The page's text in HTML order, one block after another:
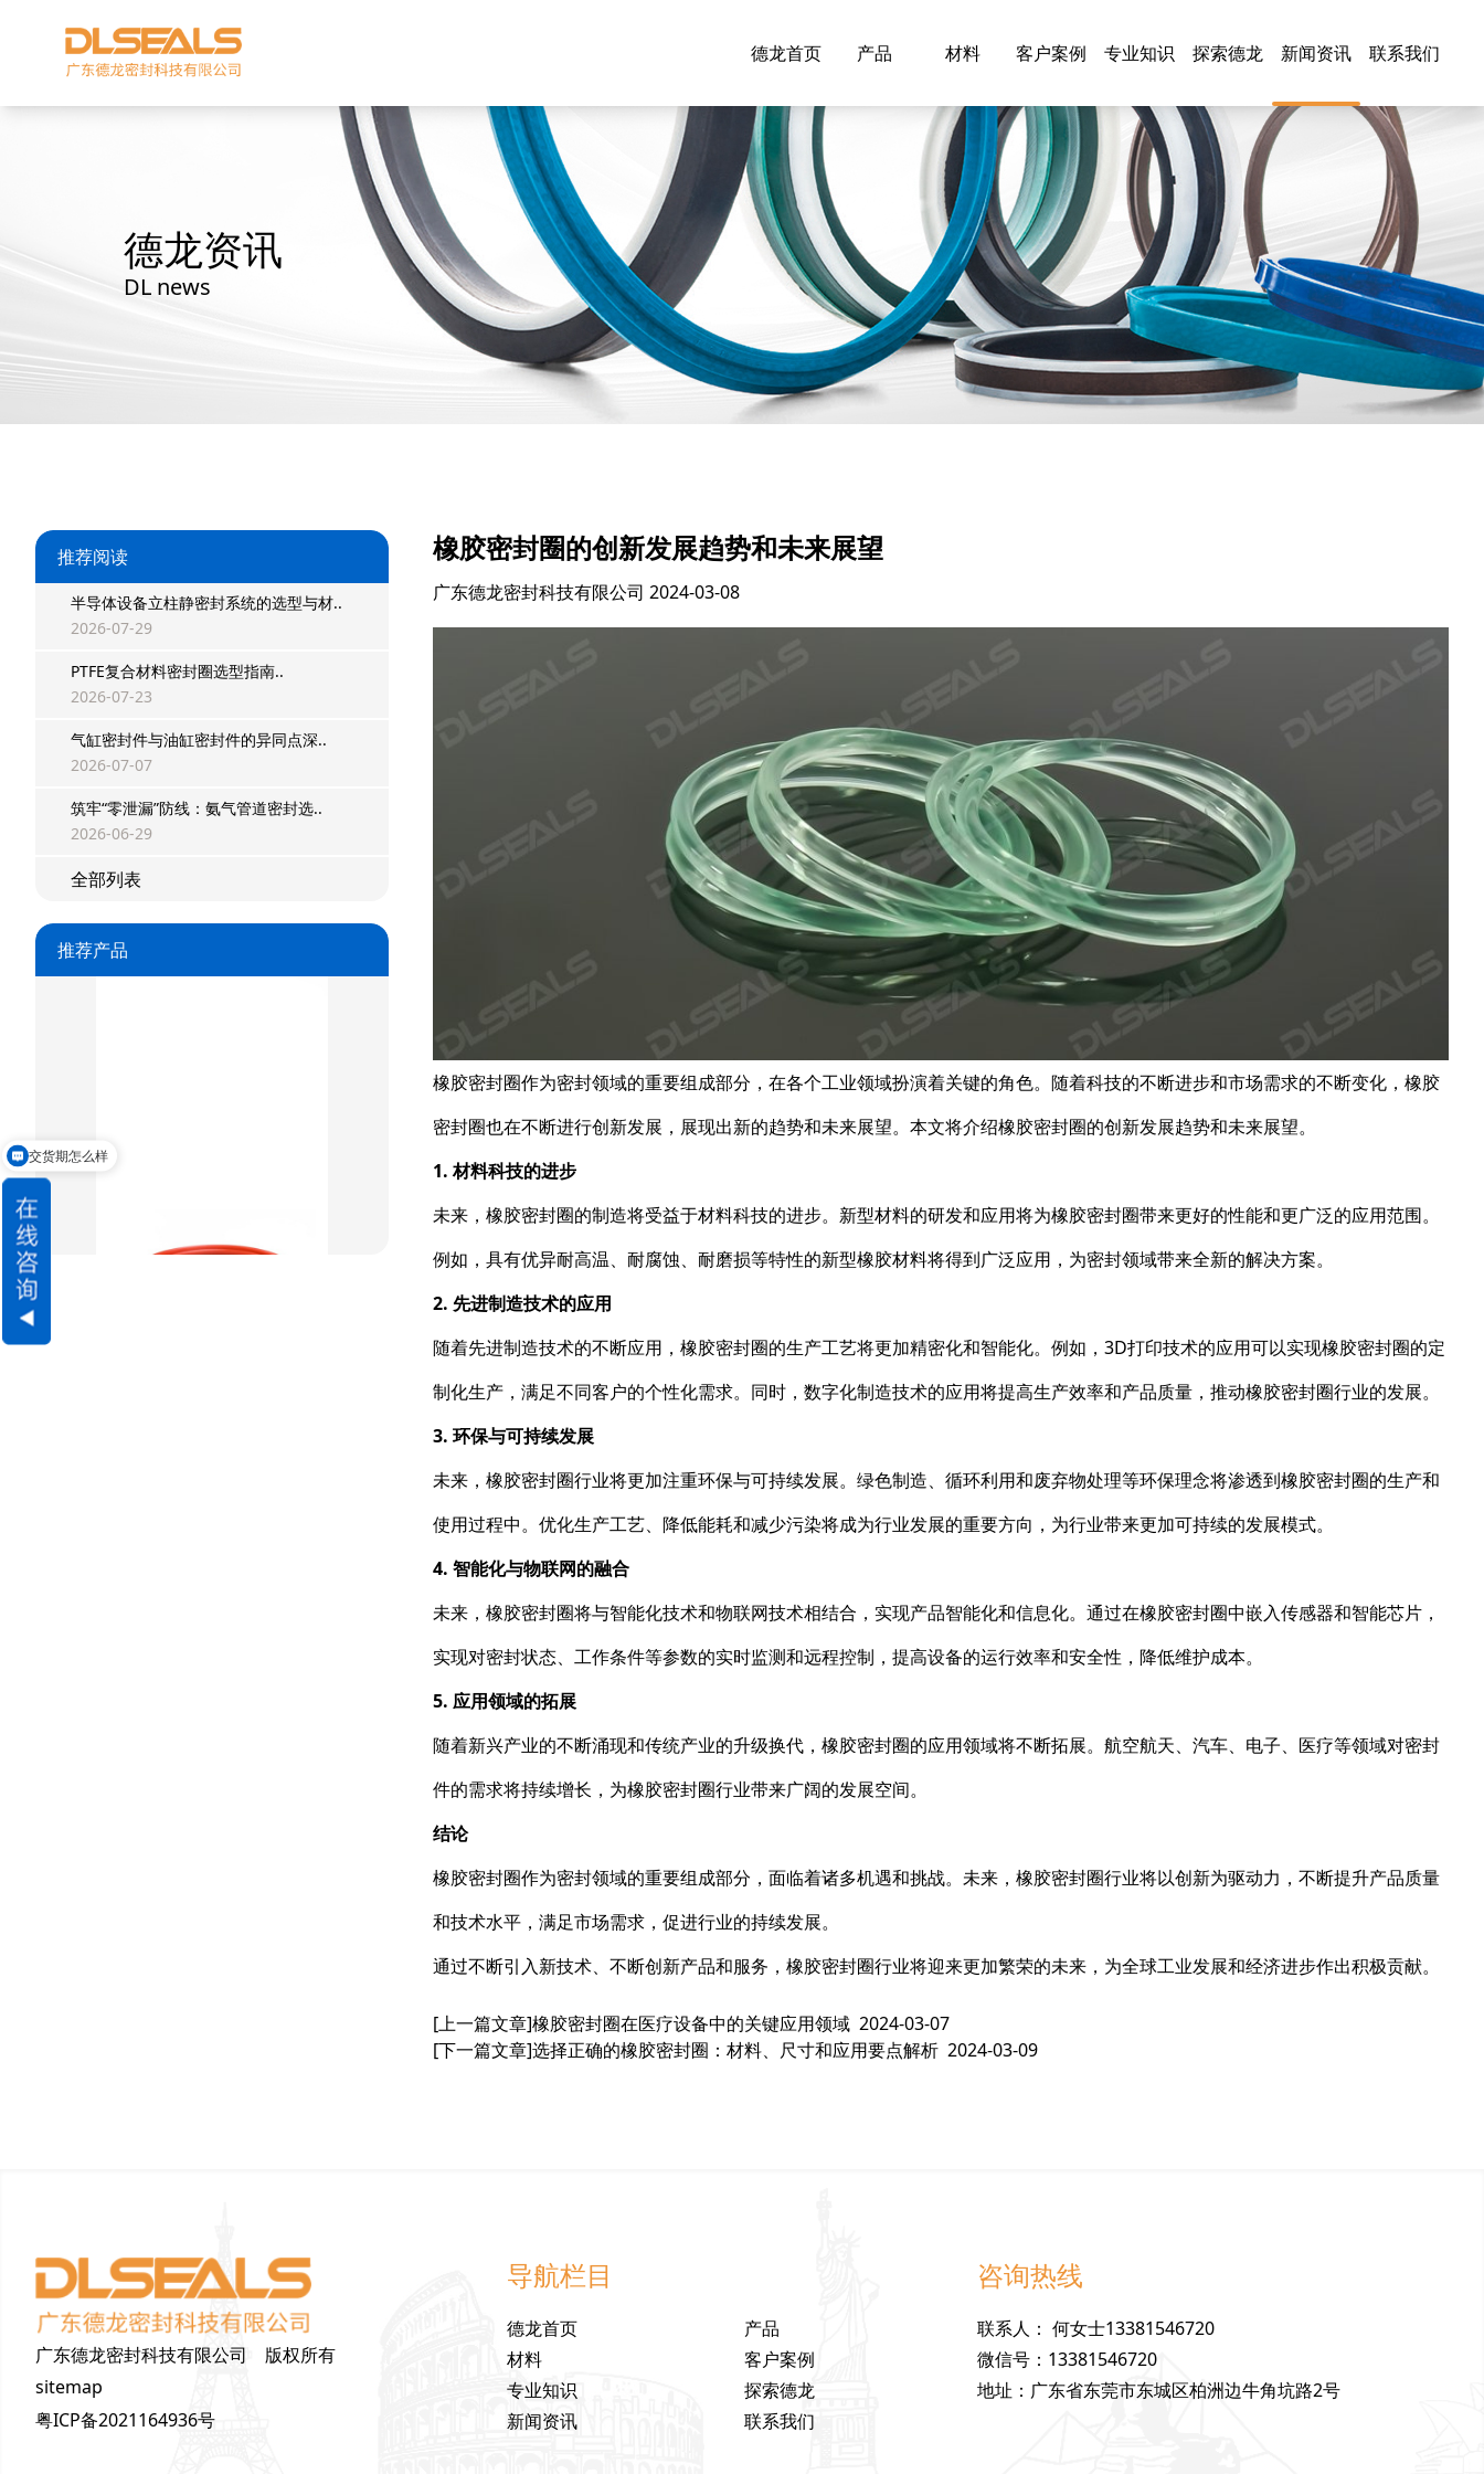
德龙首页 产品 材料 客户案例 专业知识 探索德龙 新闻资讯 联系我们
德龙资讯
DL news
推荐阅读
半导体设备立柱静密封系统的选型与材..
2026-07-29
PTFE复合材料密封圈选型指南..
2026-07-23
气缸密封件与油缸密封件的异同点深..
2026-07-07
筑牢“零泄漏”防线：氨气管道密封选..
2026-06-29
全部列表
推荐产品
星型双O组合
星型双O组合
橡胶密封圈的创新发展趋势和未来展望
广东德龙密封科技有限公司 2024-03-08
橡胶密封圈作为密封领域的重要组成部分，在各个工业领域扮演着关键的角色。随着科技的不断进步和市场需求的不断变化，橡胶
密封圈也在不断进行创新发展，展现出新的趋势和未来展望。本文将介绍橡胶密封圈的创新发展趋势和未来展望。
1. 材料科技的进步
未来，橡胶密封圈的制造将受益于材料科技的进步。新型材料的研发和应用将为橡胶密封圈带来更好的性能和更广泛的应用范围。
例如，具有优异耐高温、耐腐蚀、耐磨损等特性的新型橡胶材料将得到广泛应用，为密封领域带来全新的解决方案。
2. 先进制造技术的应用
随着先进制造技术的不断应用，橡胶密封圈的生产工艺将更加精密化和智能化。例如，3D打印技术的应用可以实现橡胶密封圈的定
制化生产，满足不同客户的个性化需求。同时，数字化制造技术的应用将提高生产效率和产品质量，推动橡胶密封圈行业的发展。
3. 环保与可持续发展
未来，橡胶密封圈行业将更加注重环保与可持续发展。绿色制造、循环利用和废弃物处理等环保理念将渗透到橡胶密封圈的生产和
使用过程中。优化生产工艺、降低能耗和减少污染将成为行业发展的重要方向，为行业带来更加可持续的发展模式。
4. 智能化与物联网的融合
未来，橡胶密封圈将与智能化技术和物联网技术相结合，实现产品智能化和信息化。通过在橡胶密封圈中嵌入传感器和智能芯片，
实现对密封状态、工作条件等参数的实时监测和远程控制，提高设备的运行效率和安全性，降低维护成本。
5. 应用领域的拓展
随着新兴产业的不断涌现和传统产业的升级换代，橡胶密封圈的应用领域将不断拓展。航空航天、汽车、电子、医疗等领域对密封
件的需求将持续增长，为橡胶密封圈行业带来广阔的发展空间。
结论
橡胶密封圈作为密封领域的重要组成部分，面临着诸多机遇和挑战。未来，橡胶密封圈行业将以创新为驱动力，不断提升产品质量
和技术水平，满足市场需求，促进行业的持续发展。
通过不断引入新技术、不断创新产品和服务，橡胶密封圈行业将迎来更加繁荣的未来，为全球工业发展和经济进步作出积极贡献。
[上一篇文章]橡胶密封圈在医疗设备中的关键应用领域 2024-03-07
[下一篇文章]选择正确的橡胶密封圈：材料、尺寸和应用要点解析 2024-03-09
广东德龙密封科技有限公司 版权所有
sitemap
粤ICP备2021164936号
导航栏目
德龙首页
产品
材料
客户案例
专业知识
探索德龙
新闻资讯
联系我们
咨询热线
联系人 ：何女士13381546720
微信号 ： 13381546720
地址 ： 广东省东莞市东城区柏洲边牛角坑路2号
请问可以定制吗
交货期怎么样